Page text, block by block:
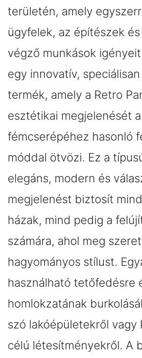
területén, amely
ügyfelek, az építészek
végző munkások
egy innovatív,
termék, amely a Retro
esztétikai megjelenését a
fémcserépéhez hasonló
móddal ötvözi. Ez a
elegáns, modern és
megjelenést biztosít
házak, mind pedig a
számára, ahol meg
hagyományos stílust.
használható tetőfedésre
homlokzatának
szó lakóépületekről vagy
célú létesítményekről. A